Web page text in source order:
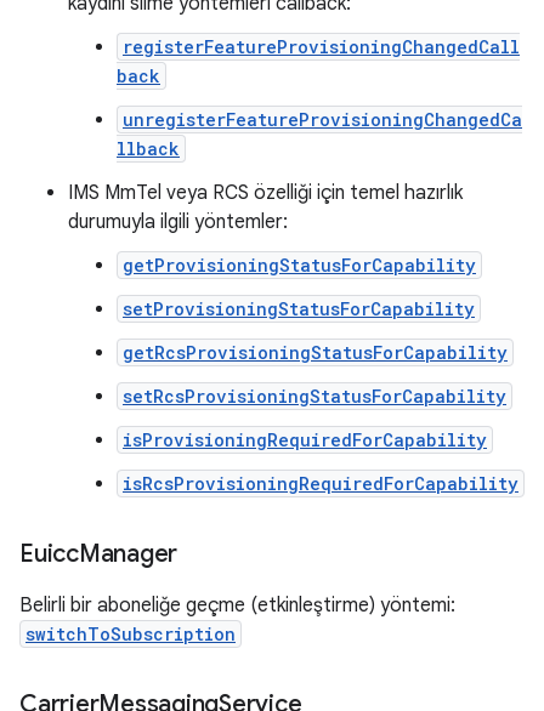
registerFeatureProvisioningChangedCall
back
unregisterFeatureProvisioningChangedCa
llback
IMS MmTel veya RCS özelliği için temel hazırlık
durumuyla ilgili yöntemler:
getProvisioningStatusForCapability
setProvisioningStatusForCapability
getRcsProvisioningStatusForCapability
setRcsProvisioningStatusForCapability
isProvisioningRequiredForCapability
isRcsProvisioningRequiredForCapability
EuiccManager
Belirli bir aboneliğe geçme (etkinleştirme) yöntemi:
switchToSubscription
CarrierMessagingService